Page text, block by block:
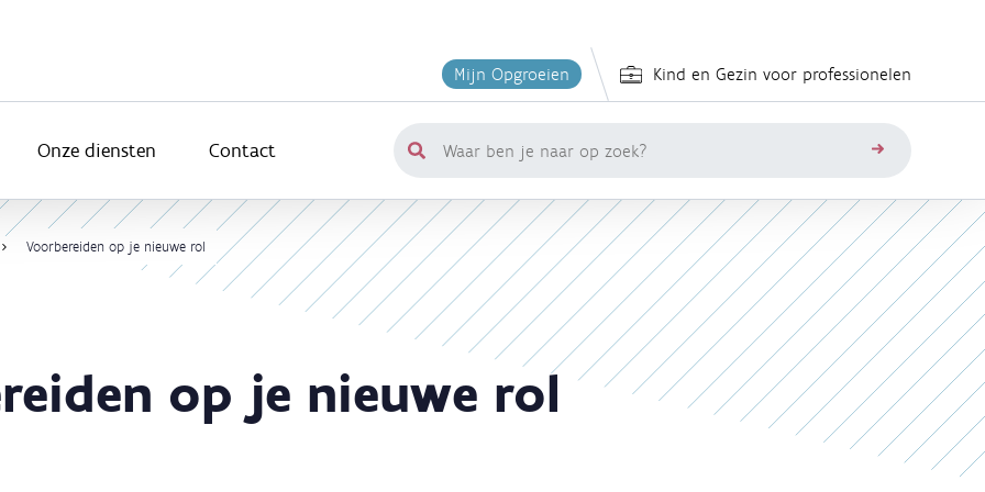
Mijn Opgroeien Kind en Gezin voor professionelen
Onze diensten Contact
Waar
naar
op
zoek?
Voorbereiden op je nieuwe rol
op je nieuwe rol